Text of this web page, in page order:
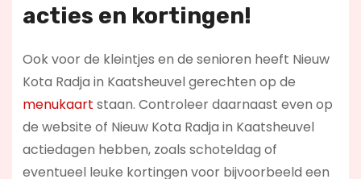
acties en kortingen!
Ook voor de kleintjes en de senioren heeft Nieuw
Kota Radja in Kaatsheuvel gerechten op de
menukaart staan. Controleer daarnaast even op
de website of Nieuw Kota Radja in Kaatsheuvel
actiedagen hebben, zoals schoteldag of
eventueel leuke kortingen voor bijvoorbeeld een